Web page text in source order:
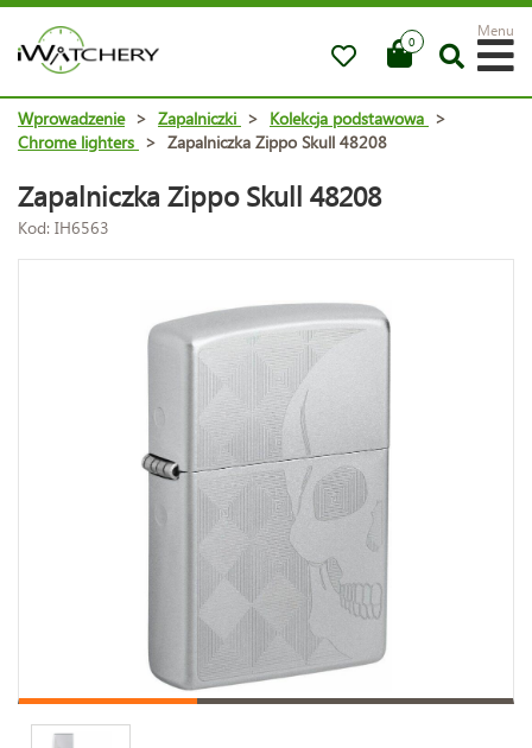
0
Menu
Wprowadzenie > Zapalniczki > Kolekcja podstawowa >
Chrome lighters > Zapalniczka Zippo Skull 48208
Zapalniczka Zippo Skull 48208
Kod: IH6563